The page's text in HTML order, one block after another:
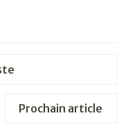
Prochain article